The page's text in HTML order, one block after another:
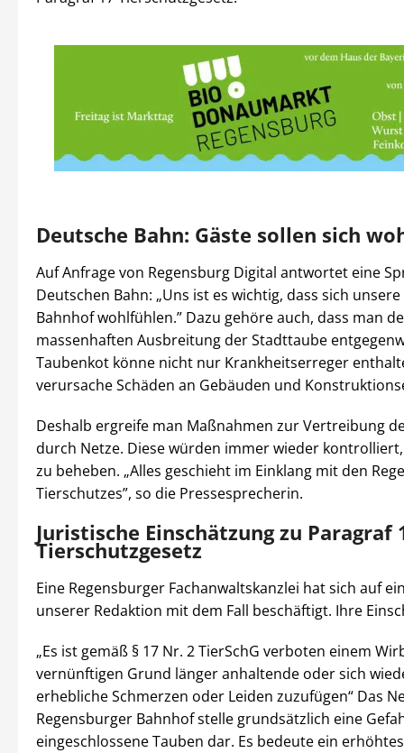
Deutsche Bahn: Gäste sollen sich
Auf Anfrage von Regensburg Digital antwortet eine
Deutschen Bahn: „Uns ist es wichtig, dass sich
Bahnhof wohlfühlen.” Dazu gehöre auch, dass man
massenhaften Ausbreitung der Stadttaube
Taubenkot könne nicht nur Krankheitserreger
verursache Schäden an Gebäuden und
Deshalb ergreife man Maßnahmen zur Vertreibung
durch Netze. Diese würden immer wieder
zu beheben. „Alles geschieht im Einklang mit den
Tierschutzes”, so die Pressesprecherin.
Juristische Einschätzung zu Paragraf
Tierschutzgesetz
Eine Regensburger Fachanwaltskanzlei hat sich auf
unserer Redaktion mit dem Fall beschäftigt. Ihre
„Es ist gemäß § 17 Nr. 2 TierSchG verboten einem
vernünftigen Grund länger anhaltende oder sich
erhebliche Schmerzen oder Leiden zuzufügen“ Das
Regensburger Bahnhof stelle grundsätzlich eine
eingeschlossene Tauben dar. Es bedeute ein